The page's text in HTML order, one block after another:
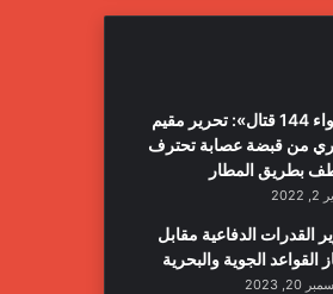
«اللواء 144 قتال»: تحرير مقيم
من قبضة عصابة تحترف
بطريق المطار
القدرات الدفاعية مقابل
القواعد الجوية والبحرية
20, 2023